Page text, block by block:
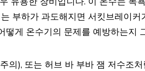
부하가 과도해지면 서킷브레이
게 온수기의 문제를 예방하는지
의), 또는 허브 바 부바 잼 저수조